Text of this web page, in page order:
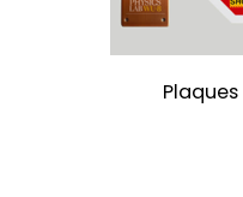
Plaques